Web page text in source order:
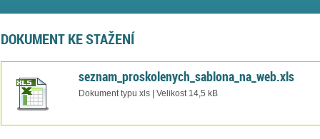
DOKUMENT KE STAŽENÍ
seznam_proskolenych_sablona_na_web.xls
Dokument typu xls | Velikost 14,5 kB